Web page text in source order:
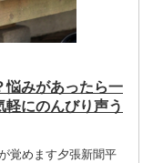
悩みがあったら一
軽にのんびり声う
覚めます夕張新聞平